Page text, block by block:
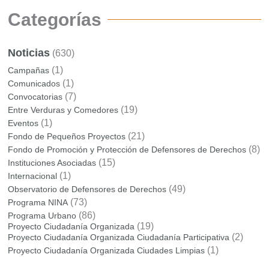
Categorías
Noticias (630)
Campañas (1)
Comunicados (1)
Convocatorias (7)
Entre Verduras y Comedores (19)
Eventos (1)
Fondo de Pequeños Proyectos (21)
Fondo de Promoción y Protección de Defensores de Derechos (8)
Instituciones Asociadas (15)
Internacional (1)
Observatorio de Defensores de Derechos (49)
Programa NINA (73)
Programa Urbano (86)
Proyecto Ciudadanía Organizada (19)
Proyecto Ciudadanía Organizada Ciudadanía Participativa (2)
Proyecto Ciudadanía Organizada Ciudades Limpias (1)